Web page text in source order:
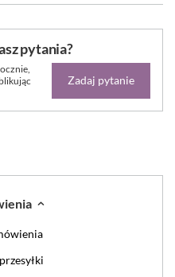
pytania?
Zadaj pytanie